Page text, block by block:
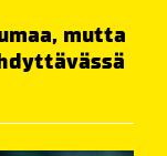
mutta